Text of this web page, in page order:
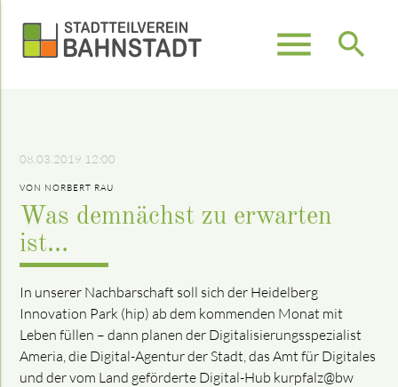
menu search
08.03.2019 12:00
VON NORBERT RAU
Was demnächst zu erwarten
ist…
In unserer Nachbarschaft soll sich der Heidelberg
Innovation Park (hip) ab dem kommenden Monat mit
Leben füllen – dann planen der Digitalisierungsspezialist
Ameria, die Digital-Agentur der Stadt, das Amt für Digitales
und der vom Land geförderte Digital-Hub kurpfalz@bw